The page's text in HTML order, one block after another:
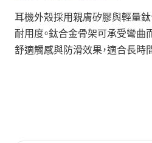
耳機外殼採用親膚矽膠與輕量
耐用度。鈦合金骨架可承受彎曲
舒適觸感與防滑效果，適合長時